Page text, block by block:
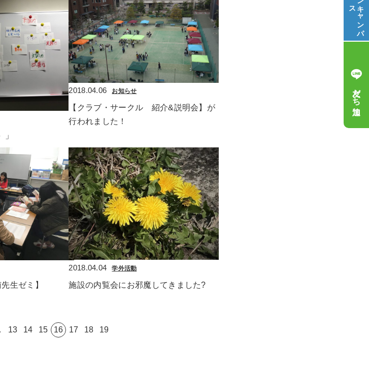
」
2018.04.06 お知らせ
【クラブ・サークル　紹介&説明会】が
行われました！
生ゼミ】
2018.04.04 学外活動
施設の内覧会にお邪魔してきました?
13 14 15 16 17 18 19
キ
ャ
ン
パ
ス
友だち追加